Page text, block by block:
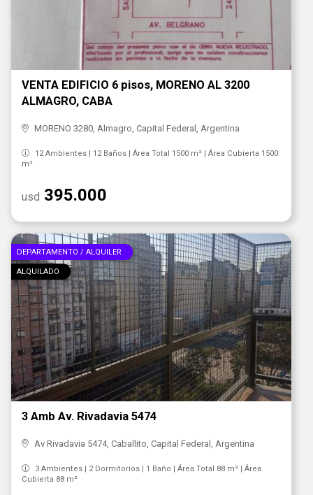
VENTA EDIFICIO 6 pisos, MORENO AL 3200
ALMAGRO, CABA
MORENO 3280, Almagro, Capital Federal, Argentina
12 Ambientes | 12 Baños | Área Total 1500 m² | Área Cubierta 1500
m²
usd 395.000
DEPARTAMENTO / ALQUILER
ALQUILADO
3 Amb Av. Rivadavia 5474
Av Rivadavia 5474, Caballito, Capital Federal, Argentina
3 Ambientes | 2 Dormitorios | 1 Baño | Área Total 88 m² | Área
Cubierta 88 m²